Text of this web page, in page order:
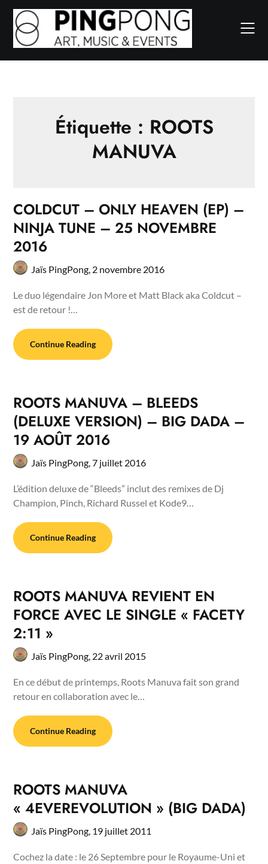
Skip
content
Étiquette : ROOTS
MANUVA
COLDCUT – ONLY HEAVEN (EP) –
NINJA TUNE – 25 NOVEMBRE
2016
Jaïs PingPong, 2 novembre 2016
Le duo légendaire Jon More et Matt Black aka Coldcut –
est de retour !…
Continue Reading
ROOTS MANUVA – BLEEDS
(DELUXE VERSION) – BIG DADA –
19 AOÛT 2016
Jaïs PingPong,7 juillet 2016
L’édition deluxe de “Bleeds” inclut des remixes de Dj
Champion, Pinch, Richard Russel et Kode9…
Continue Reading
ROOTS MANUVA REVIENT EN
FORCE AVEC LE SINGLE « FACETY
2:11 »
Jaïs PingPong, 22 avril 2015
En ce début de printemps, Roots Manuva fait son grand
retour en collaboration avec le…
Continue Reading
ROOTS MANUVA
« 4EVEREVOLUTION » (BIG DADA)
Jaïs PingPong, 19 juillet 2011
Cochez la date : le 26 Septembre pour le Royaume-Uni et